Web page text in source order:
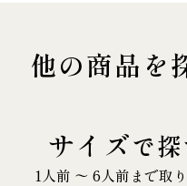
他の商品を
サイズで
1人前 〜 6人前まで取